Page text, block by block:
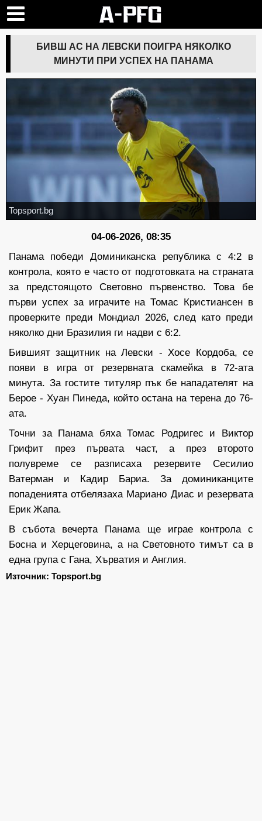
БИВШ АС НА ЛЕВСКИ ПОИГРА НЯКОЛКО
МИНУТИ ПРИ УСПЕХ НА ПАНАМА
Topsport.bg
04-06-2026, 08:35
Панама победи Доминиканска република с 4:2 в
контрола, която е часто от подготовката на страната
за предстоящото Световно първенство. Това бе
първи успех за играчите на Томас Кристиансен в
проверките преди Мондиал 2026, след като преди
няколко дни Бразилия ги надви с 6:2.
Бившият защитник на Левски - Хосе Кордоба, се
появи в игра от резервната скамейка в 72-ата
минута. За гостите титуляр пък бе нападателят на
Берое - Хуан Пинеда, който остана на терена до 76-
ата.
Точни за Панама бяха Томас Родригес и Виктор
Грифит през първата част, а през второто
полувреме се разписаха резервите Сесилио
Ватерман и Кадир Бариа. За доминиканците
попаденията отбелязаха Мариано Диас и резервата
Ерик Жапа.
В събота вечерта Панама ще играе контрола с
Босна и Херцеговина, а на Световното тимът са в
една група с Гана, Хърватия и Англия.
Източник: Topsport.bg